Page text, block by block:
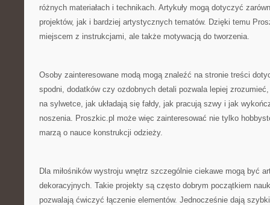
różnych materiałach i technikach. Artykuły mogą dotyczyć
projektów, jak i bardziej artystycznych tematów. Dzięki temu
miejscem z instrukcjami, ale także motywacją do tworzenia.
Osoby zainteresowane modą mogą znaleźć na stronie treści
spodni, dodatków czy ozdobnych detali pozwala lepiej
na sylwetce, jak układają się fałdy, jak pracują szwy i jak
noszenia. Proszkic.pl może więc zainteresować nie tylko
marzą o nauce konstrukcji odzieży.
Dla miłośników wystroju wnętrz szczególnie ciekawe mogą być
dekoracyjnych. Takie projekty są często dobrym początkiem
pozwalają ćwiczyć łączenie elementów. Jednocześnie dają